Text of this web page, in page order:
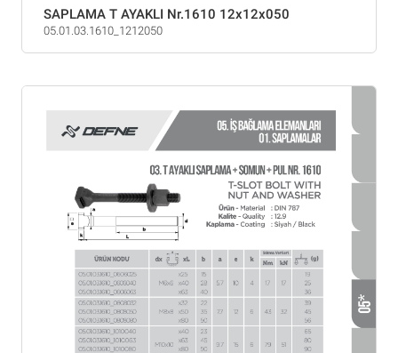
SAPLAMA T AYAKLI Nr.1610 12x12x050
05.01.03.1610_1212050